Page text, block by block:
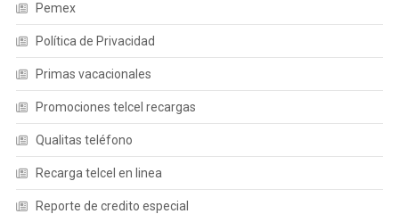
Pemex
Política de Privacidad
Primas vacacionales
Promociones telcel recargas
Qualitas teléfono
Recarga telcel en linea
Reporte de credito especial